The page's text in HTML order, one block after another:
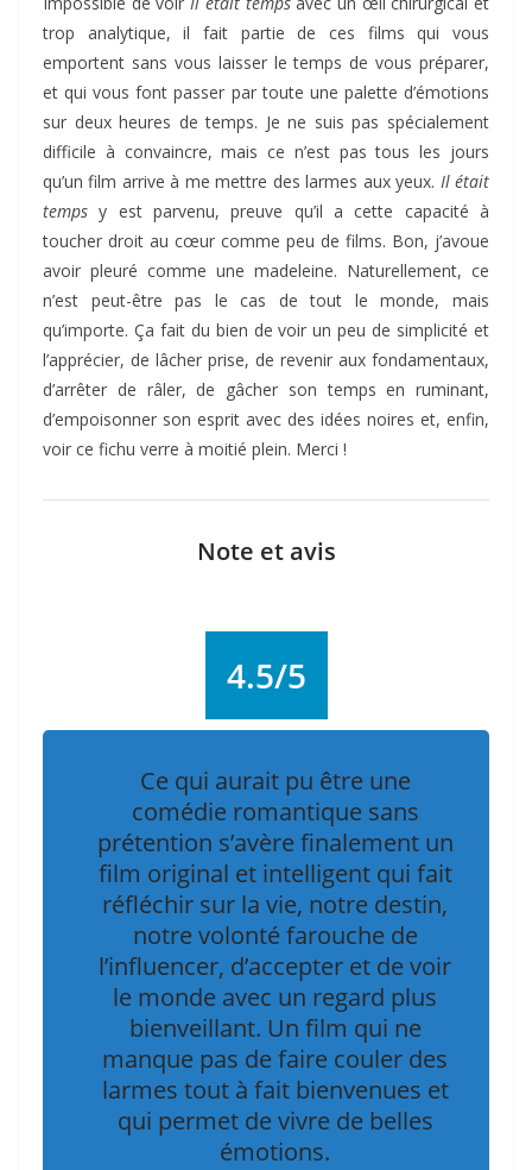
trop analytique, il fait partie de ces films qui vous
emportent sans vous laisser le temps de vous préparer,
et qui vous font passer par toute une palette d’émotions
sur deux heures de temps. Je ne suis pas spécialement
difficile à convaincre, mais ce n’est pas tous les jours
qu’un film arrive à me mettre des larmes aux yeux. Il était
temps y est parvenu, preuve qu’il a cette capacité à
toucher droit au cœur comme peu de films. Bon, j’avoue
avoir pleuré comme une madeleine. Naturellement, ce
n’est peut-être pas le cas de tout le monde, mais
qu’importe. Ça fait du bien de voir un peu de simplicité et
l’apprécier, de lâcher prise, de revenir aux fondamentaux,
d’arrêter de râler, de gâcher son temps en ruminant,
d’empoisonner son esprit avec des idées noires et, enfin,
voir ce fichu verre à moitié plein. Merci !
Note et avis
4.5/5
Ce qui aurait pu être une
comédie romantique sans
prétention s’avère finalement un
film original et intelligent qui fait
réfléchir sur la vie, notre destin,
notre volonté farouche de
l’influencer, d’accepter et de voir
le monde avec un regard plus
bienveillant. Un film qui ne
manque pas de faire couler des
larmes tout à fait bienvenues et
qui permet de vivre de belles
émotions.